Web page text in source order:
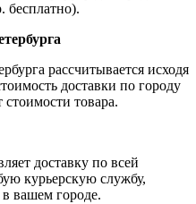
бесплатно).
рассчитывается исходя
доставки по городу
стоимости товара.
доставку по всей
курьерскую службу,
в вашем городе.